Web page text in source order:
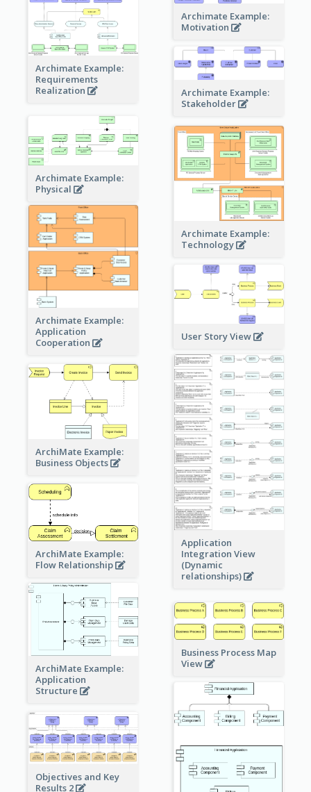
Archimate Example:
Motivation
Archimate Example:
Requirements
Realization
Archimate Example:
Stakeholder
Archimate Example:
Physical
Archimate Example:
Technology
Archimate Example:
Application
Cooperation
User Story View
Application
Integration View
(Dynamic
relationships)
ArchiMate Example:
Business Objects
ArchiMate Example:
Flow Relationship
ArchiMate Example:
Application
Structure
Business Process Map
View
Objectives and Key
Results 2